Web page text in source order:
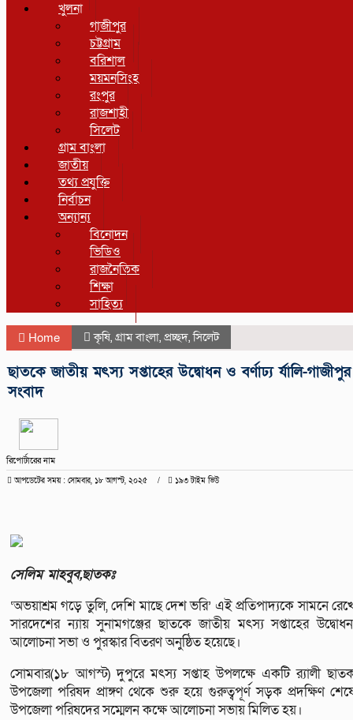
খুলনা
গাজীপুর
চট্টগ্রাম
বরিশাল
ময়মনসিংহ
রংপুর
রাজশাহী
সিলেট
গ্রাম বাংলা
জাতীয়
তথ্য প্রযুক্তি
নির্বাচন
অন্যান্য
বিনোদন
ভিডিও
রাজনৈতিক
শিক্ষা
সাহিত্য
Home কৃষি, গ্রাম বাংলা, প্রচ্ছদ,সিলেট
ছাতকে জাতীয় মৎস্য সপ্তাহের উদ্বোধন ও বর্ণাঢ্য র্যালি-গাজীপুর
সংবাদ
রিপোর্টারের নাম
আপডেটের সময় : সোমবার, ১৮ আগস্ট, ২০২৫ ১৯৩ টাইম ভিউ
সেলিম মাহবুব,ছাতকঃ
‘অভয়াশ্রম গড়ে তুলি, দেশি মাছে দেশ ভরি’ এই প্রতিপাদ্যকে সামনে
সারদেশের ন্যায় সুনামগঞ্জের ছাতকে জাতীয় মৎস্য সপ্তাহের
আলোচনা সভা ও পুরস্কার বিতরণ অনুষ্ঠিত হয়েছে।
সোমবার(১৮ আগস্ট) দুপুরে মৎস্য সপ্তাহ উপলক্ষে একটি র‍্যালী
উপজেলা পরিষদ প্রাঙ্গণ থেকে শুরু হয়ে গুরুত্বপূর্ণ সড়ক প্রদক্ষিণ
উপজেলা পরিষদের সম্মেলন কক্ষে আলোচনা সভায় মিলিত হয়।